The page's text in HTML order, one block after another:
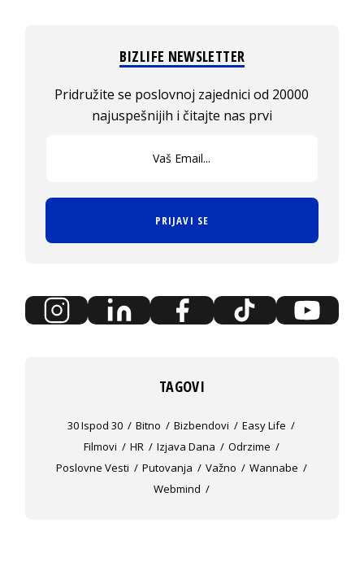
BIZLIFE NEWSLETTER
Pridružite se poslovnoj zajednici od 20000
najuspešnijih i čitajte nas prvi
PRIJAVI SE
TAGOVI
30 Ispod 30 Bitno Bizbendovi
Easy Life
Filmovi
HR Izjava Dana
Odrzime
Poslovne Vesti
Putovanja Važno
Wannabe
Webmind